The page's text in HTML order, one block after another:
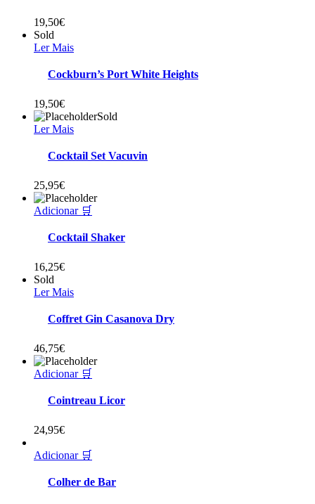
19,50€
Sold
Ler Mais
Cockburn’s Port White Heights
19,50€
Sold
Ler Mais
Cocktail Set Vacuvin
25,95€
Adicionar 🛒
Cocktail Shaker
16,25€
Sold
Ler Mais
Coffret Gin Casanova Dry
46,75€
Adicionar 🛒
Cointreau Licor
24,95€
Adicionar 🛒
Colher de Bar